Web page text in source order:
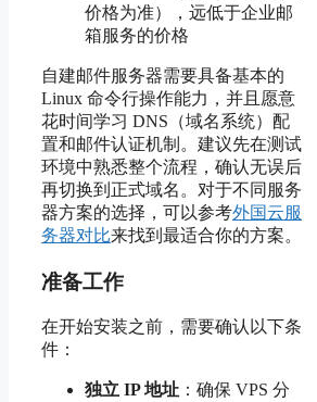
价格为准），远低于企业邮
箱服务的价格
自建邮件服务器需要具备基本的
Linux 命令行操作能力，并且愿意
花时间学习 DNS（域名系统）配
置和邮件认证机制。建议先在测试
环境中熟悉整个流程，确认无误后
再切换到正式域名。对于不同服务
器方案的选择，可以参考外国云服
务器对比来找到最适合你的方案。
准备工作
在开始安装之前，需要确认以下条
件：
独立 IP 地址 ：确保 VPS 分